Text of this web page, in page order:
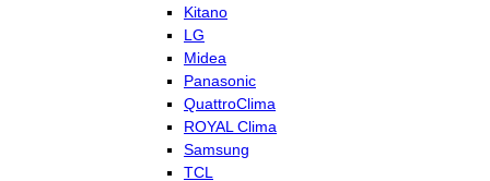
Kitano
LG
Midea
Panasonic
QuattroClima
ROYAL Clima
Samsung
TCL